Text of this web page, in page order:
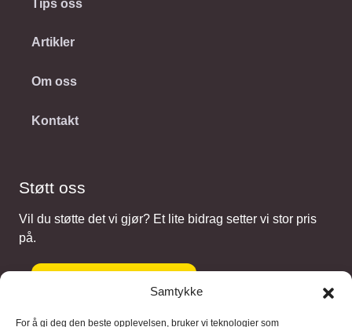
Samtykke
For å gi deg den beste opplevelsen, bruker vi teknologier som
Tips oss
Artikler
Om oss
Kontakt
Støtt oss
Vil du støtte det vi gjør? Et lite bidrag setter vi stor pris
på.
Gi et bidrag